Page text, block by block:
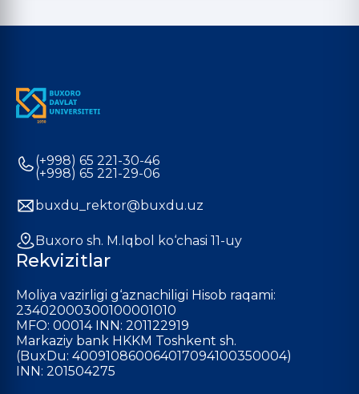
(+998) 65 221-30-46
(+998) 65 221-29-06
buxdu_rektor@buxdu.uz
Buxoro sh. M.Iqbol ko‘chasi 11-uy
Rekvizitlar
Moliya vazirligi g‘aznachiligi Hisob raqami:
23402000300100001010
MFO: 00014 INN: 201122919
Markaziy bank HKKM Toshkent sh.
(BuxDu: 400910860064017094100350004)
INN: 201504275